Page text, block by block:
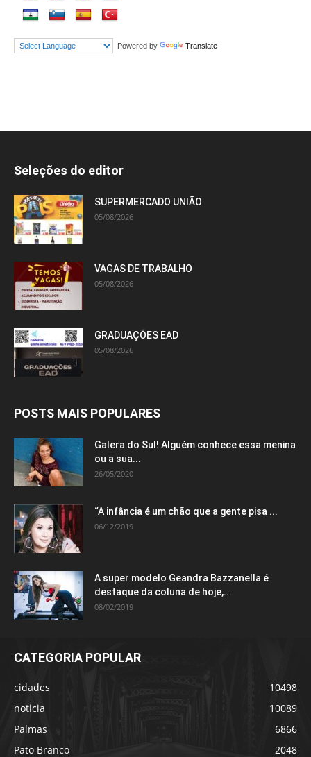
Powered by Translate
Seleções do editor
SUPERMERCADO UNIÃO
05/08/2026
VAGAS DE TRABALHO
05/08/2026
GRADUAÇÕES EAD
05/08/2026
POSTS MAIS POPULARES
Galera do Sul! Alguém conhece essa menina
ou a sua...
26/05/2020
“A infância é um chão que a gente pisa ...
06/12/2019
A super modelo Geandra Bazzanella é
destaque da coluna de hoje,...
08/02/2019
CATEGORIA POPULAR
cidades
10498
noticia
10089
Palmas
6866
Pato Branco
2048